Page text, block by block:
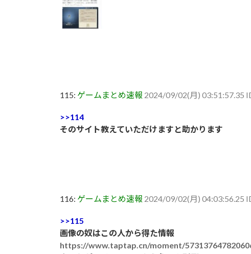
115: ゲームまとめ速報 2024/09/02(月) 03:51:57.35
>>114
そのサイト教えていただけますと助かります
116: ゲームまとめ速報 2024/09/02(月) 04:03:56.25
>>115
画像の奴はこの人から得た情報
https://www.taptap.cn/moment/